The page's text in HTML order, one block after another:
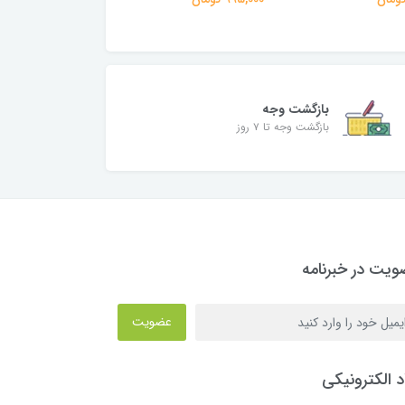
بازگشت وجه
بازگشت وجه تا ۷ روز
در خبرنامه
عضویت
الکترونیکی